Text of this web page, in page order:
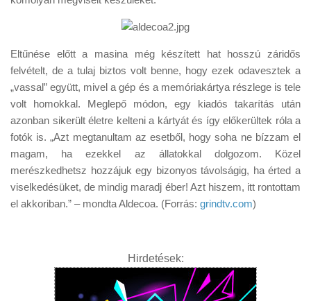
Eltűnése előtt a masina még készített hat hosszú záridős
felvételt, de a tulaj biztos volt benne, hogy ezek odavesztek a
„vassal” együtt, mivel a gép és a memóriakártya részlege is tele
volt homokkal. Meglepő módon, egy kiadós takarítás után
azonban sikerült életre kelteni a kártyát és így előkerültek róla a
fotók is. „Azt megtanultam az esetből, hogy soha ne bízzam el
magam, ha ezekkel az állatokkal dolgozom. Közel
merészkedhetsz hozzájuk egy bizonyos távolságig, ha érted a
viselkedésüket, de mindig maradj éber! Azt hiszem, itt rontottam
el akkoriban.” – mondta Aldecoa. (Forrás: grindtv.com)
Hirdetések: